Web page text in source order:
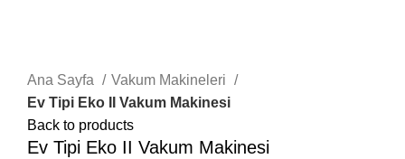
Ana Sayfa
Vakum Makineleri
Ev Tipi Eko II Vakum Makinesi
Back to products
Ev Tipi Eko II Vakum Makinesi